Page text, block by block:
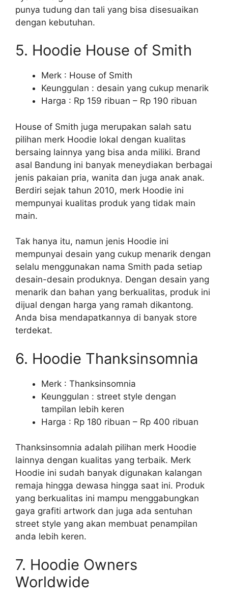
punya tudung dan tali yang bisa disesuaikan
dengan kebutuhan.
5. Hoodie House of Smith
Merk : House of Smith
Keunggulan : desain yang cukup menarik
Harga : Rp 159 ribuan – Rp 190 ribuan
House of Smith juga merupakan salah satu
pilihan merk Hoodie lokal dengan kualitas
bersaing lainnya yang bisa anda miliki. Brand
asal Bandung ini banyak meneydiakan berbagai
jenis pakaian pria, wanita dan juga anak anak.
Berdiri sejak tahun 2010, merk Hoodie ini
mempunyai kualitas produk yang tidak main
main.
Tak hanya itu, namun jenis Hoodie ini
mempunyai desain yang cukup menarik dengan
selalu menggunakan nama Smith pada setiap
desain-desain produknya. Dengan desain yang
menarik dan bahan yang berkualitas, produk ini
dijual dengan harga yang ramah dikantong.
Anda bisa mendapatkannya di banyak store
terdekat.
6. Hoodie Thanksinsomnia
Merk : Thanksinsomnia
Keunggulan : street style dengan
tampilan lebih keren
Harga : Rp 180 ribuan – Rp 400 ribuan
Thanksinsomnia adalah pilihan merk Hoodie
lainnya dengan kualitas yang terbaik. Merk
Hoodie ini sudah banyak digunakan kalangan
remaja hingga dewasa hingga saat ini. Produk
yang berkualitas ini mampu menggabungkan
gaya grafiti artwork dan juga ada sentuhan
street style yang akan membuat penampilan
anda lebih keren.
7. Hoodie Owners
Worldwide